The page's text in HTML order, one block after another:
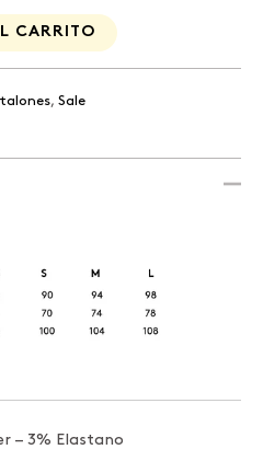
CARRITO
, Sale
– 3% Elastano